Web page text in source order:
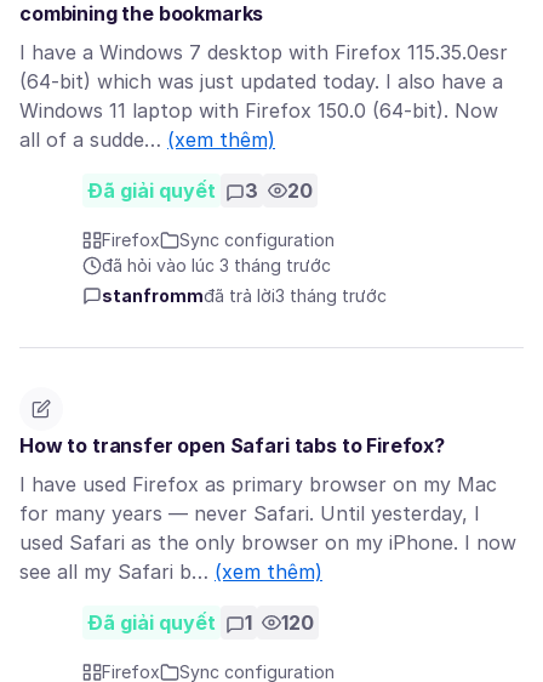
combining the bookmarks
I have a Windows 7 desktop with Firefox 115.35.0esr
(64-bit) which was just updated today. I also have a
Windows 11 laptop with Firefox 150.0 (64-bit). Now
all of a sudde… (xem thêm)
Đã giải quyết 3 20
Firefox
Sync configuration
đã hỏi vào lúc 3 tháng trước
stanfrommđã trả lời3 tháng trước
How to transfer open Safari tabs to Firefox?
I have used Firefox as primary browser on my Mac
for many years — never Safari. Until yesterday, I
used Safari as the only browser on my iPhone. I now
see all my Safari b… (xem thêm)
Đã giải quyết 1 120
Firefox Sync configuration